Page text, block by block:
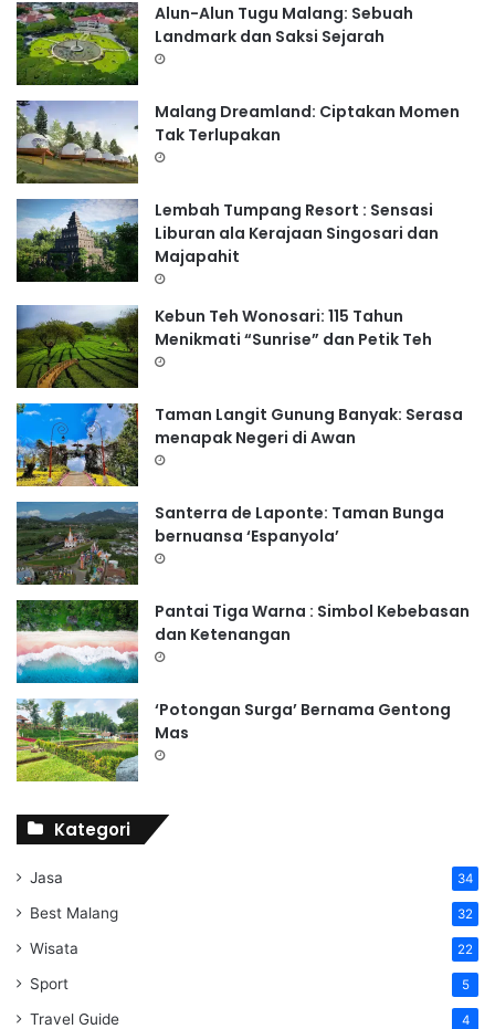
Alun-Alun Tugu Malang: Sebuah
Landmark dan Saksi Sejarah
Malang Dreamland: Ciptakan Momen
Tak Terlupakan
Lembah Tumpang Resort : Sensasi
Liburan ala Kerajaan Singosari dan
Majapahit
Kebun Teh Wonosari: 115 Tahun
Menikmati “Sunrise” dan Petik Teh
Taman Langit Gunung Banyak: Serasa
menapak Negeri di Awan
Santerra de Laponte: Taman Bunga
bernuansa ‘Espanyola’
Pantai Tiga Warna : Simbol Kebebasan
dan Ketenangan
‘Potongan Surga’ Bernama Gentong
Mas
Kategori
Jasa 34
Best Malang 32
Wisata 22
Sport 5
Travel Guide 4